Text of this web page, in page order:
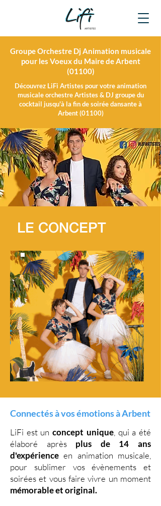
Groupe Orchestre Dj Animation musicale
pour les Voeux du Maire de Arbent
(01100)
Découvrez LiFi Artistes pour votre animation
musicale orchestre Artistes & DJ groupe du
cocktail jusqu'à la fin de soirée dansante à
Arbent (01100)
LE CONCEPT
Connectés à vos émotions à Arbent
LiFi est unconcept unique, qui a été
élaboré après plus de 14 ans
d'expérience en animation musicale,
pour sublimer vos évènements et
soirées et vous faire vivre un moment
mémorable et original.